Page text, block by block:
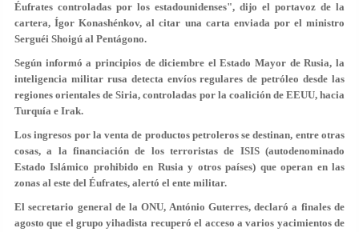
Éufrates controladas por los estadounidenses", dijo el portavoz de la
cartera, Ígor Konashénkov, al citar una carta enviada por el ministro
Serguéi Shoigú al Pentágono.
Según informó a principios de diciembre el Estado Mayor de Rusia, la
inteligencia militar rusa detecta envíos regulares de petróleo desde las
regiones orientales de Siria, controladas por la coalición de EEUU, hacia
Turquía e Irak.
Los ingresos por la venta de productos petroleros se destinan, entre otras
cosas, a la financiación de los terroristas de ISIS (autodenominado
Estado Islámico prohibido en Rusia y otros países) que operan en las
zonas al este del Éufrates, alertó el ente militar.
El secretario general de la ONU, António Guterres, declaró a finales de
agosto que el grupo yihadista recuperó el acceso a varios yacimientos de